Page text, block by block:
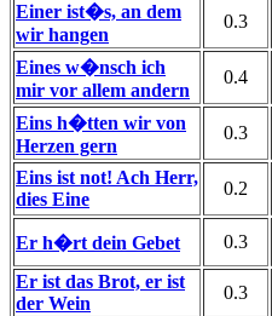
Einer ist�s, an dem
wir hangen
0.3
Eines w�nsch ich
mir vor allem andern
0.4
Eins h�tten wir von
Herzen gern
0.3
Eins ist not! Ach Herr,
dies Eine
0.2
Er h�rt dein Gebet 0.3
Er ist das Brot, er ist
der Wein
0.3